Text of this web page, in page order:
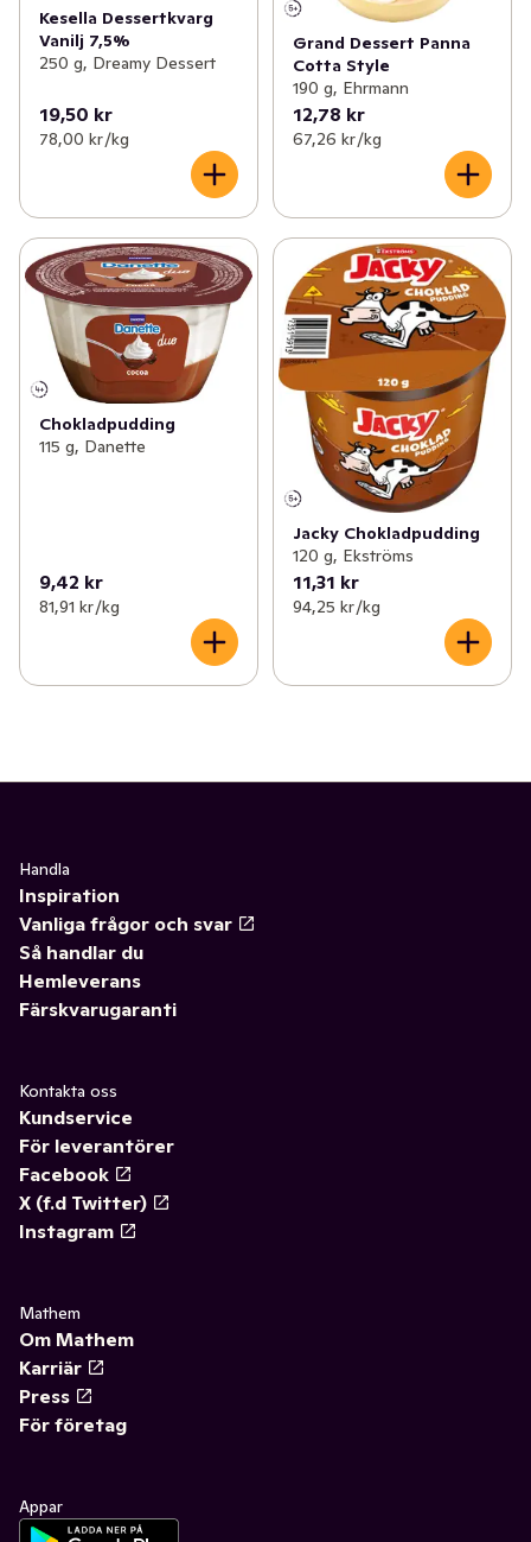
Kesella Dessertkvarg
Vanilj 7,5%
250 g, Dreamy Dessert
19,50 kr
78,00 kr /kg
Grand Dessert Panna
Cotta Style
190 g, Ehrmann
12,78 kr
67,26 kr /kg
Chokladpudding
115 g, Danette
9,42 kr
81,91 kr /kg
Jacky Chokladpudding
120 g, Ekströms
11,31 kr
94,25 kr /kg
Handla
Inspiration
Vanliga frågor och svar
Så handlar du
Hemleverans
Färskvarugaranti
Kontakta oss
Kundservice
För leverantörer
Facebook
X (f.d Twitter)
Instagram
Mathem
Om Mathem
Karriär
Press
För företag
Appar